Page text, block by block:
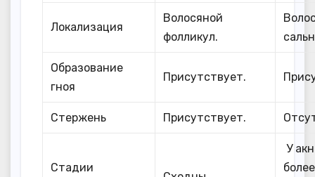
Локализация
Волосяной
фолликул.
Образование
гноя
Присутствует.
Стержень Присутствует.
Стадии
У
более